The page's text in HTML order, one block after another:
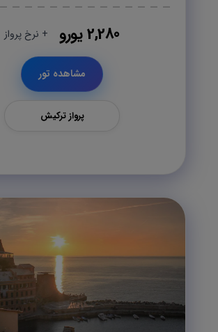
2,280 یورو + نرخ پرواز
مشاهده تور
پرواز ترکیش